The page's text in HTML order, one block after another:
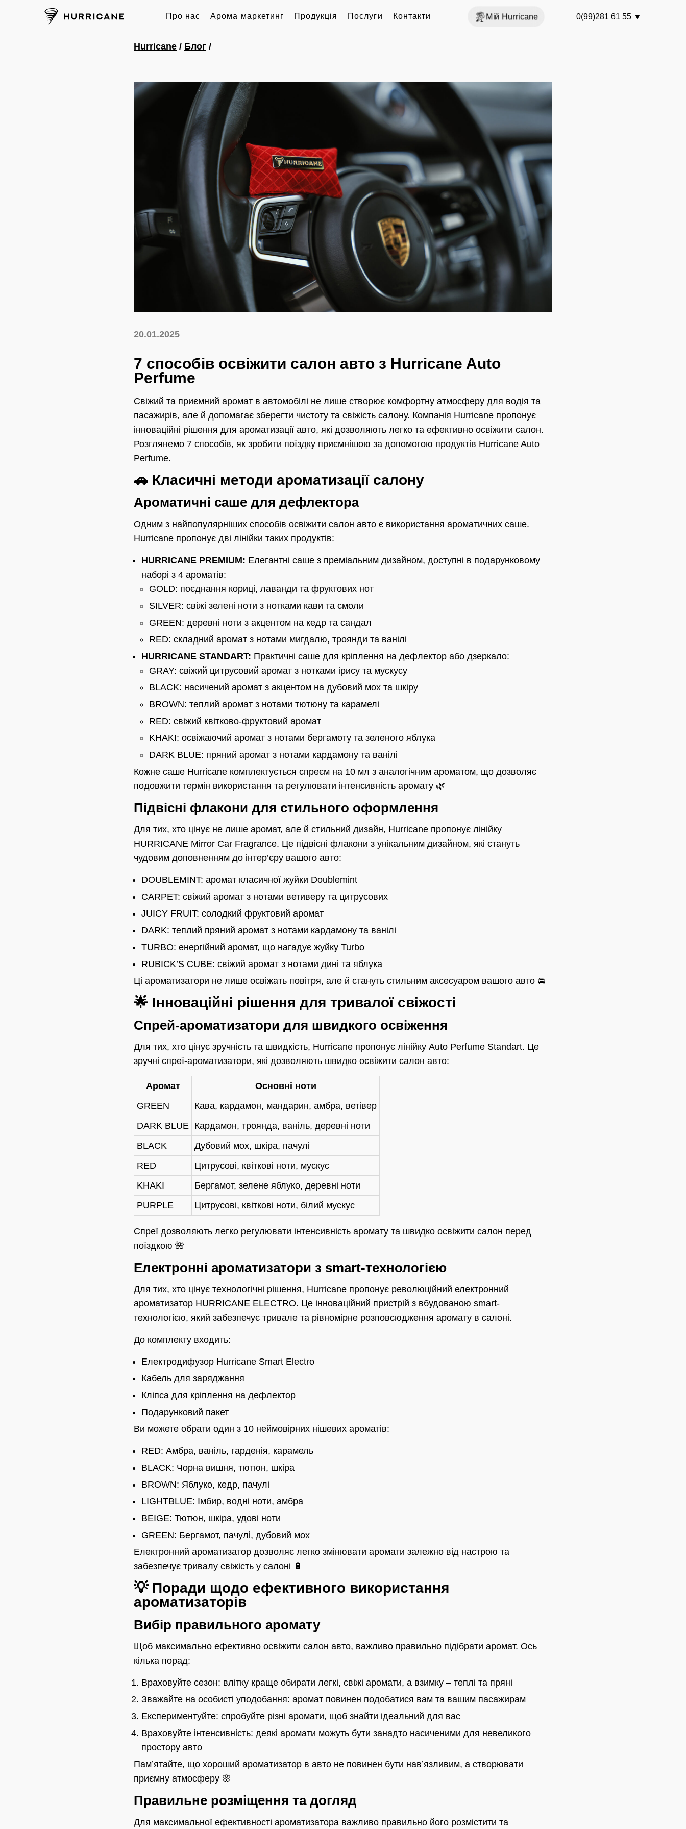
Про нас Арома маркетинг Продукція Послуги Контакти Мій Hurricane 0(99)281 61 55 ▼
Hurricane / Блог /
20.01.2025
7 способів освіжити салон авто з Hurricane Auto
Perfume
Свіжий та приємний аромат в автомобілі не лише створює комфортну атмосферу для водія та
пасажирів, але й допомагає зберегти чистоту та свіжість салону. Компанія Hurricane пропонує
інноваційні рішення для ароматизації авто, які дозволяють легко та ефективно освіжити салон.
Розглянемо 7 способів, як зробити поїздку приємнішою за допомогою продуктів Hurricane Auto
Perfume.
🚗 Класичні методи ароматизації салону
Ароматичні саше для дефлектора
Одним з найпопулярніших способів освіжити салон авто є використання ароматичних саше.
Hurricane пропонує дві лінійки таких продуктів:
HURRICANE PREMIUM: Елегантні саше з преміальним дизайном, доступні в подарунковому
наборі з 4 ароматів:
GOLD: поєднання кориці, лаванди та фруктових нот
SILVER: свіжі зелені ноти з нотками кави та смоли
GREEN: деревні ноти з акцентом на кедр та сандал
RED: складний аромат з нотами мигдалю, троянди та ванілі
HURRICANE STANDART: Практичні саше для кріплення на дефлектор або дзеркало:
GRAY: свіжий цитрусовий аромат з нотками ірису та мускусу
BLACK: насичений аромат з акцентом на дубовий мох та шкіру
BROWN: теплий аромат з нотами тютюну та карамелі
RED: свіжий квітково-фруктовий аромат
KHAKI: освіжаючий аромат з нотами бергамоту та зеленого яблука
DARK BLUE: пряний аромат з нотами кардамону та ванілі
Кожне саше Hurricane комплектується спреєм на 10 мл з аналогічним ароматом, що дозволяє
подовжити термін використання та регулювати інтенсивність аромату 🌿
Підвісні флакони для стильного оформлення
Для тих, хто цінує не лише аромат, але й стильний дизайн, Hurricane пропонує лінійку
HURRICANE Mirror Car Fragrance. Це підвісні флакони з унікальним дизайном, які стануть
чудовим доповненням до інтер’єру вашого авто:
DOUBLEMINT: аромат класичної жуйки Doublemint
CARPET: свіжий аромат з нотами ветиверу та цитрусових
JUICY FRUIT: солодкий фруктовий аромат
DARK: теплий пряний аромат з нотами кардамону та ванілі
TURBO: енергійний аромат, що нагадує жуйку Turbo
RUBICK’S CUBE: свіжий аромат з нотами дині та яблука
Ці ароматизатори не лише освіжать повітря, але й стануть стильним аксесуаром вашого авто 🚘
🌟 Інноваційні рішення для тривалої свіжості
Спрей-ароматизатори для швидкого освіження
Для тих, хто цінує зручність та швидкість, Hurricane пропонує лінійку Auto Perfume Standart. Це
зручні спреї-ароматизатори, які дозволяють швидко освіжити салон авто:
Аромат
Основні ноти
GREEN
Кава, кардамон, мандарин, амбра, ветівер
DARK BLUE Кардамон, троянда, ваніль, деревні ноти
BLACK
Дубовий мох, шкіра, пачулі
RED
Цитрусові, квіткові ноти, мускус
KHAKI
Бергамот, зелене яблуко, деревні ноти
PURPLE
Цитрусові, квіткові ноти, білий мускус
Спреї дозволяють легко регулювати інтенсивність аромату та швидко освіжити салон перед
поїздкою 🌺
Електронні ароматизатори з smart-технологією
Для тих, хто цінує технологічні рішення, Hurricane пропонує революційний електронний
ароматизатор HURRICANE ELECTRO. Це інноваційний пристрій з вбудованою smart-
технологією, який забезпечує тривале та рівномірне розповсюдження аромату в салоні.
До комплекту входить:
Електродифузор Hurricane Smart Electro
Кабель для заряджання
Кліпса для кріплення на дефлектор
Подарунковий пакет
Ви можете обрати один з 10 неймовірних нішевих ароматів:
RED: Амбра, ваніль, гарденія, карамель
BLACK: Чорна вишня, тютюн, шкіра
BROWN: Яблуко, кедр, пачулі
LIGHTBLUE: Імбир, водні ноти, амбра
BEIGE: Тютюн, шкіра, удові ноти
GREEN: Бергамот, пачулі, дубовий мох
Електронний ароматизатор дозволяє легко змінювати аромати залежно від настрою та
забезпечує тривалу свіжість у салоні 🔋
💡 Поради щодо ефективного використання
ароматизаторів
Вибір правильного аромату
Щоб максимально ефективно освіжити салон авто, важливо правильно підібрати аромат. Ось
кілька порад:
Враховуйте сезон: влітку краще обирати легкі, свіжі аромати, а взимку – теплі та пряні
Зважайте на особисті уподобання: аромат повинен подобатися вам та вашим пасажирам
Експериментуйте: спробуйте різні аромати, щоб знайти ідеальний для вас
Враховуйте інтенсивність: деякі аромати можуть бути занадто насиченими для невеликого
простору авто
Пам’ятайте, що хороший ароматизатор в авто не повинен бути нав’язливим, а створювати
приємну атмосферу 🌸
Правильне розміщення та догляд
Для максимальної ефективності ароматизатора важливо правильно його розмістити та